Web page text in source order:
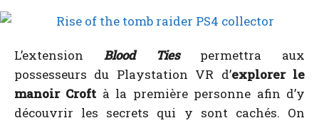
L’extension Blood Tiespermettra aux
possesseurs du Playstation VR d’explorer le
manoir Croft à la première personne afin d’y
découvrir les secrets qui y sont cachés. On